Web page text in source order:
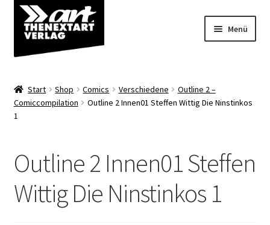
Zur
Navigation
springen
Zum
Inhalt
springen
Menü
Shop
Start Shop Comics Verschiedene
Outline 2 –
Comiccompilation
Outline 2 Innen01 Steffen Wittig Die Ninstinkos
1
Outline 2 Innen01 Steffen
Wittig Die Ninstinkos 1